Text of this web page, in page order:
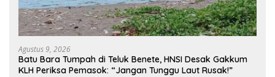
Agustus 9, 2026
Batu Bara Tumpah di Teluk Benete, HNSI Desak Gakkum
KLH Periksa Pemasok: “Jangan Tunggu Laut Rusak!”